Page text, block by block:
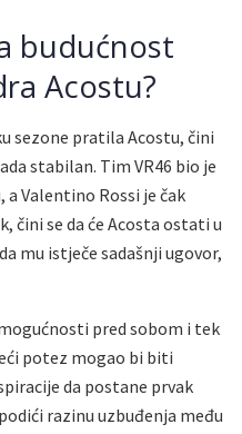
budućnost
Acostu?
sezone pratila Acostu, čini
stabilan. Tim VR46 bio je
Valentino Rossi je čak
čini se da će Acosta ostati u
mu istječe sadašnji ugovor,
pred sobom i tek
potez mogao bi biti
da postane prvak
razinu uzbuđenja među